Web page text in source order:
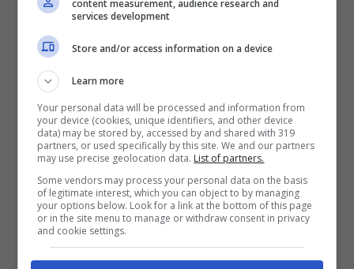
content measurement, audience research and
services development
Store and/or access information on a device
Learn more
Your personal data will be processed and information from
your device (cookies, unique identifiers, and other device
data) may be stored by, accessed by and shared with 319
partners, or used specifically by this site. We and our partners
may use precise geolocation data. List of partners.
Some vendors may process your personal data on the basis
of legitimate interest, which you can object to by managing
your options below. Look for a link at the bottom of this page
or in the site menu to manage or withdraw consent in privacy
and cookie settings.